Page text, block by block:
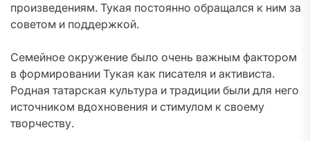
произведениям. Тукая постоянно обращался к ним за
советом и поддержкой.
Семейное окружение было очень важным фактором
в формировании Тукая как писателя и активиста.
Родная татарская культура и традиции были для него
источником вдохновения и стимулом к своему
творчеству.